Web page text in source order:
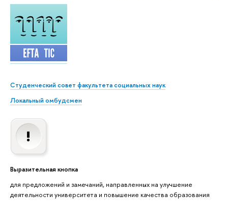
Студенческий совет факультета социальных наук
Локальный омбудсмен
Выразительная кнопка
для предложений и замечаний, направленных на улучшение
деятельности университета и повышение качества образования